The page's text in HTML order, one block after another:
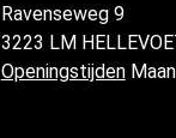
Ravenseweg 9
3223 LM
Openingstijden